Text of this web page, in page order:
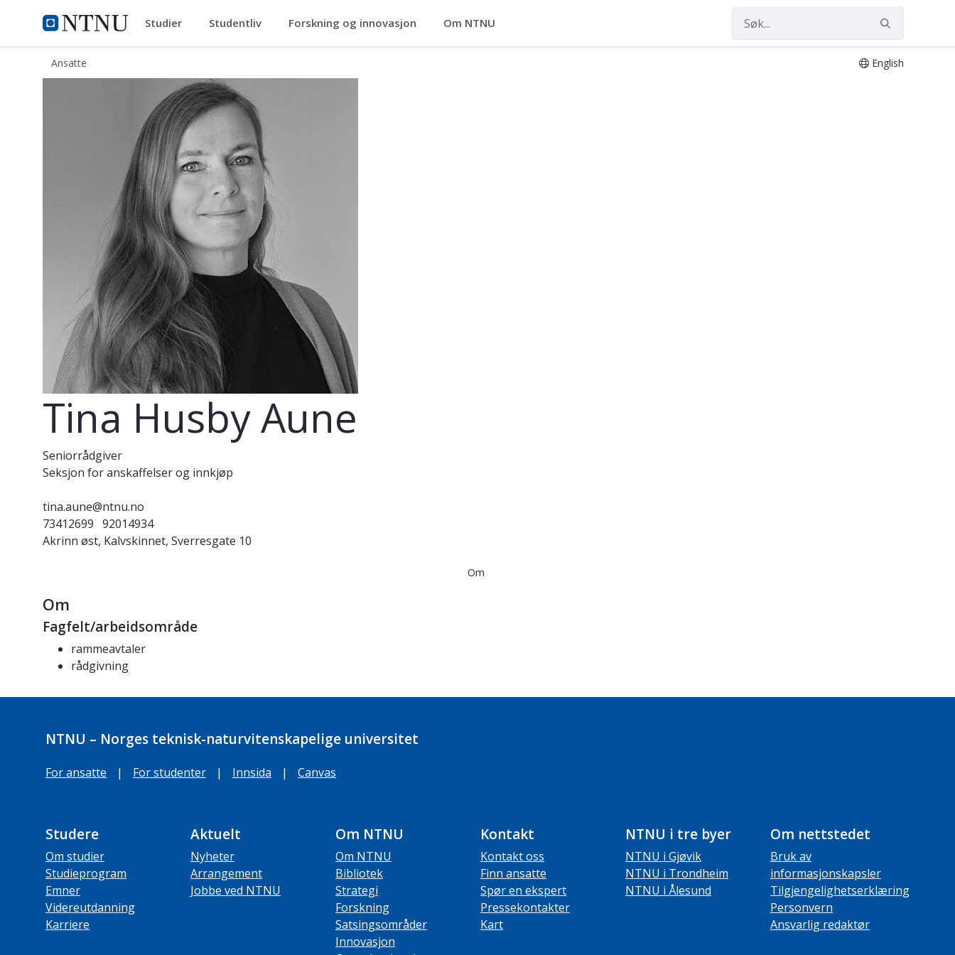
NTNU Hjemmeside
ntnu.no Studier Studentliv Forskning og innovasjon Om NTNU
Ansatte English
Tina Husby Aune
Seniorrådgiver
Seksjon for anskaffelser og innkjøp
tina.aune@ntnu.no
73412699 92014934
Akrinn øst, Kalvskinnet, Sverresgate 10
Om
Om
Fagfelt/arbeidsområde
rammeavtaler
rådgivning
NTNU – Norges teknisk-naturvitenskapelige universitet
For ansatte | For studenter | Innsida | Canvas
Studere
Om studier
Studieprogram
Emner
Videreutdanning
Karriere
Aktuelt
Nyheter
Arrangement
Jobbe ved NTNU
Om NTNU
Om NTNU
Bibliotek
Strategi
Forskning
Satsingsområder
Innovasjon
Kontakt
Kontakt oss
Finn ansatte
Spør en ekspert
Pressekontakter
Kart
NTNU i tre byer
NTNU i Gjøvik
NTNU i Trondheim
NTNU i Ålesund
Om nettstedet
Bruk av
informasjonskapsler
Tilgjengelighetserklæring
Personvern
Ansvarlig redaktør